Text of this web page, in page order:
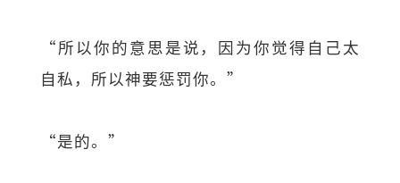
“所以你的意思是说，因为你觉得自己太
自私，所以神要惩罚你。”
“是的。”